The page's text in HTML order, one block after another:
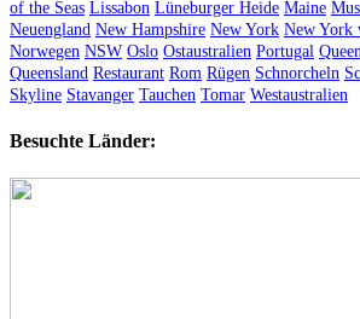
of the Seas Lissabon Lüneburger Heide Maine
Neuengland New Hampshire New York New York
Norwegen NSW Oslo Ostaustralien Portugal
Queensland Restaurant Rom Rügen Schnorcheln
Skyline Stavanger Tauchen Tomar Westaustralien
Besuchte Länder: